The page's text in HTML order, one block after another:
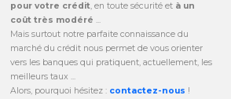
pour votre crédit, en toute sécurité et à un
coût très modéré ...
Mais surtout notre parfaite connaissance du
marché du crédit nous permet de vous orienter
vers les banques qui pratiquent, actuellement, les
meilleurs taux ...
Alors, pourquoi hésitez : contactez-nous !